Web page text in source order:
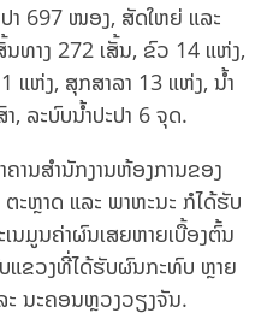
າ 697 ໜອງ, ສັດໃຫຍ່ ແລະ
ທາງ 272 ເສັ້ນ, ຂົວ 14 ແຫ່ງ,
ແຫ່ງ, ສຸກສາລາ 13 ແຫ່ງ, ນໍ້າ
, ລະບົບນໍ້າປະປາ 6 ຈຸດ.
ານສໍານັກງານຫ້ອງການຂອງ
ຕະຫຼາດ ແລະ ພາຫະນະ ກໍໄດ້ຮັບ
ມູນຄ່າຜົນເສຍຫາຍເບື້ອງຕົ້ນ
ແຂວງທີ່ໄດ້ຮັບຜົນກະທົບ ຫຼາຍ
ນະຄອນຫຼວງວຽງຈັນ.